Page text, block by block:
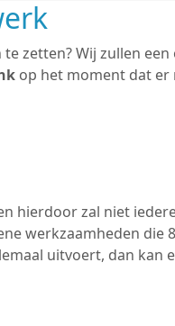
zetten? Wij zullen
op het moment dat er
hierdoor zal niet
werkzaamheden die
uitvoert, dan